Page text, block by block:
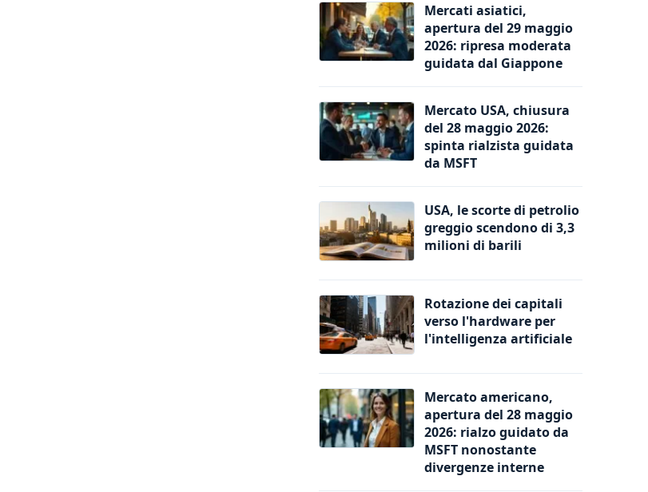
Mercati asiatici,
apertura del 29 maggio
2026: ripresa moderata
guidata dal Giappone
Mercato USA, chiusura
del 28 maggio 2026:
spinta rialzista guidata
da MSFT
USA, le scorte di petrolio
greggio scendono di 3,3
milioni di barili
Rotazione dei capitali
verso l'hardware per
l'intelligenza artificiale
Mercato americano,
apertura del 28 maggio
2026: rialzo guidato da
MSFT nonostante
divergenze interne